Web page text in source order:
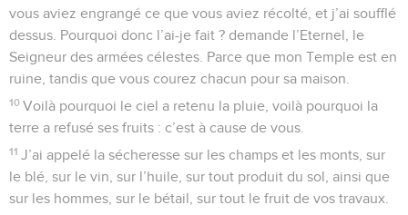
vous aviez engrangé ce que vous aviez récolté, et j’ai soufflé
dessus. Pourquoi donc l’ai-je fait ? demande l’Eternel, le
Seigneur des armées célestes. Parce que mon Temple est en
ruine, tandis que vous courez chacun pour sa maison.
10 Voilà pourquoi le ciel a retenu la pluie, voilà pourquoi la
terre a refusé ses fruits : c’est à cause de vous.
11 J’ai appelé la sécheresse sur les champs et les monts, sur
le blé, sur le vin, sur l’huile, sur tout produit du sol, ainsi que
sur les hommes, sur le bétail, sur tout le fruit de vos travaux.